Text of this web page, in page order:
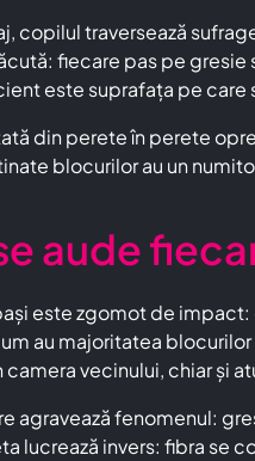
copilul traversează
fiecare pas pe gresie
este suprafața pe care
din perete în perete
blocurilor au un
aude
este zgomot de
au majoritatea
camera vecinului, chiar și
agravează fenomenul:
lucrează invers: fibra se